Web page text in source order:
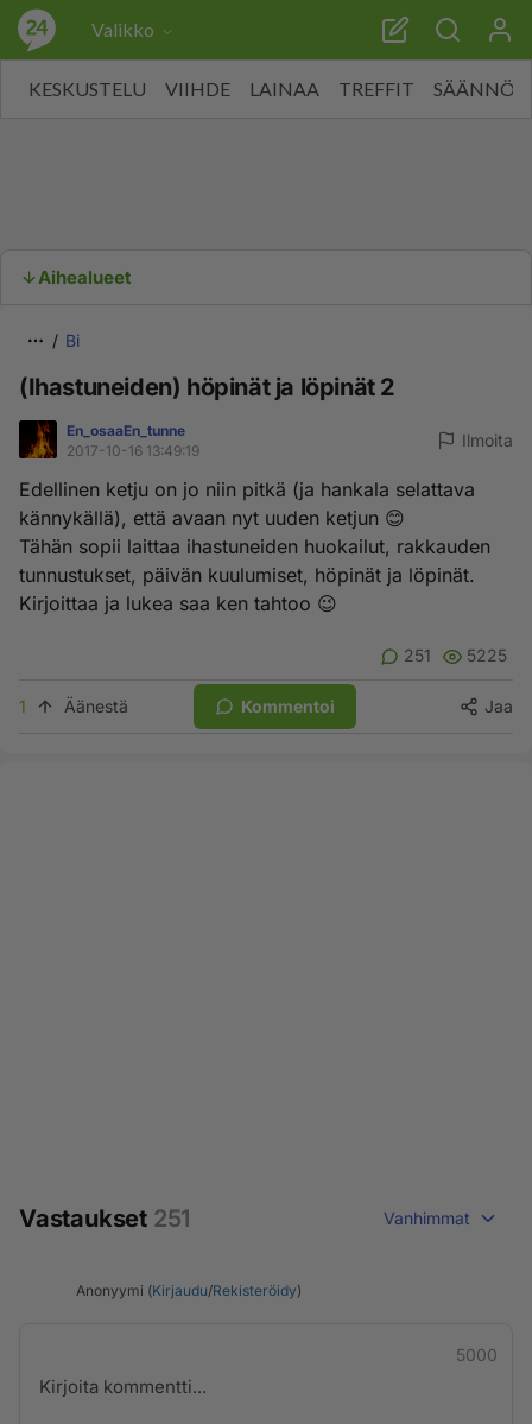
Valikko
KESKUSTELU VIIHDE LAINAA TREFFIT SÄÄNNÖT
Aihealueet
Bi
(Ihastuneiden) höpinät ja löpinät 2
En_osaaEn_tunne
2017-10-16 13:49:19
Ilmoita
Edellinen ketju on jo niin pitkä (ja hankala selattava
kännykällä), että avaan nyt uuden ketjun 😊
Tähän sopii laittaa ihastuneiden huokailut, rakkauden
tunnustukset, päivän kuulumiset, höpinät ja löpinät.
Kirjoittaa ja lukea saa ken tahtoo 😉
251 5225
1 Äänestä Kommentoi Jaa
Vastaukset 251 Vanhimmat
Anonyymi (Kirjaudu/Rekisteröidy)
5000